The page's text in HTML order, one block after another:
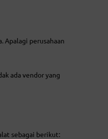
Apalagi perusahaan
ada vendor yang
sebagai berikut: